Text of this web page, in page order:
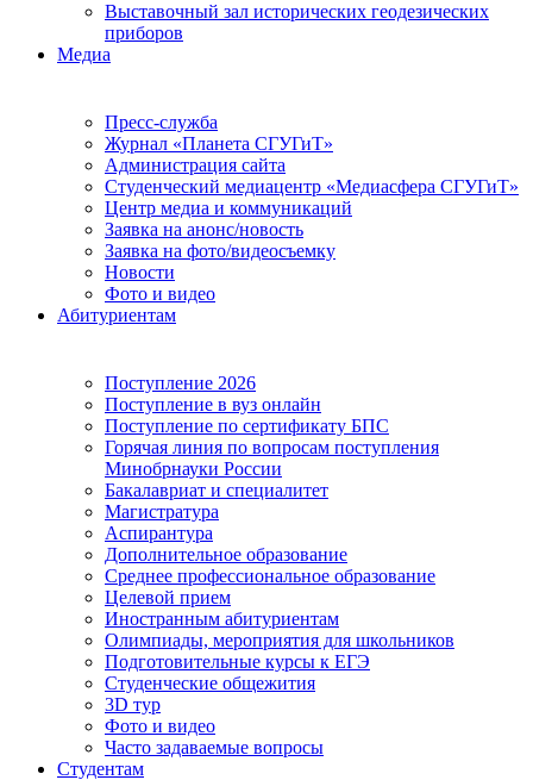
Выставочный зал исторических геодезических
приборов
Медиа
Пресс-служба
Журнал «Планета СГУГиТ»
Администрация сайта
Студенческий медиацентр «Медиасфера СГУГиТ»
Центр медиа и коммуникаций
Заявка на анонс/новость
Заявка на фото/видеосъемку
Новости
Фото и видео
Абитуриентам
Поступление 2026
Поступление в вуз онлайн
Поступление по сертификату БПС
Горячая линия по вопросам поступления
Минобрнауки России
Бакалавриат и специалитет
Магистратура
Аспирантура
Дополнительное образование
Среднее профессиональное образование
Целевой прием
Иностранным абитуриентам
Олимпиады, мероприятия для школьников
Подготовительные курсы к ЕГЭ
Студенческие общежития
3D тур
Фото и видео
Часто задаваемые вопросы
Студентам